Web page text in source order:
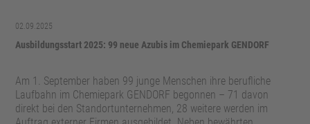
02.09.2025
Ausbildungsstart 2025: 99 neue Azubis im Chemiepark GENDORF
Am 1. September haben 99 junge Menschen ihre berufliche
Laufbahn im Chemiepark GENDORF begonnen – 71 davon
direkt bei den Standortunternehmen, 28 weitere werden im